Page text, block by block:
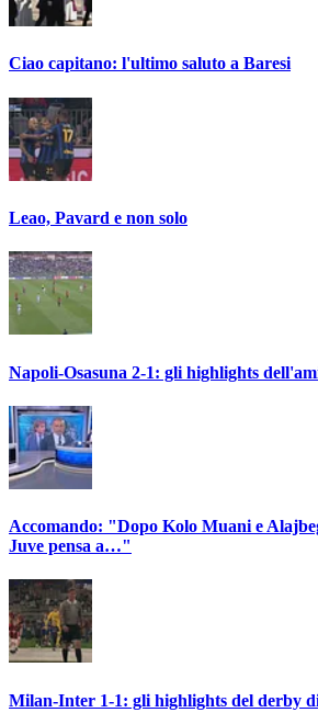
Ciao capitano: l'ultimo saluto a Baresi
Leao, Pavard e non solo
Napoli-Osasuna 2-1: gli highlights
Accomando: "Dopo Kolo Muani e
Juve pensa a…"
Milan-Inter 1-1: gli highlights del derby